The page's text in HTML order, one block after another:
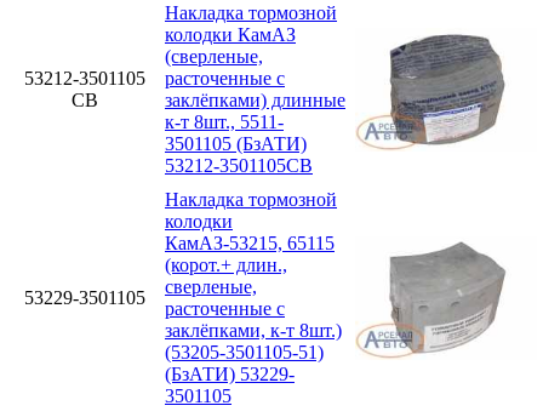
53212-3501105
СВ
Накладка тормозной
колодки КамАЗ
(сверленые,
расточенные с
заклёпками) длинные
к-т 8шт., 5511-
3501105 (БзАТИ)
53212-3501105СВ
53229-3501105
Накладка тормозной
колодки
КамАЗ-53215, 65115
(корот.+ длин.,
сверленые,
расточенные с
заклёпками, к-т 8шт.)
(53205-3501105-51)
(БзАТИ) 53229-
3501105